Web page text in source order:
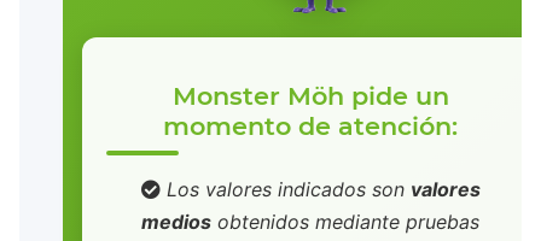
Monster Möh pide un
momento de atención:
Los valores indicados son valores
medios obtenidos mediante pruebas